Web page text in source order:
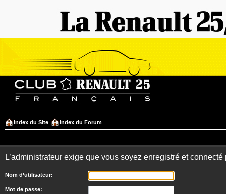
Index du Site Index du Forum
L’administrateur exige que vous soyez enregistré et
Nom d’utilisateur:
Mot de passe: